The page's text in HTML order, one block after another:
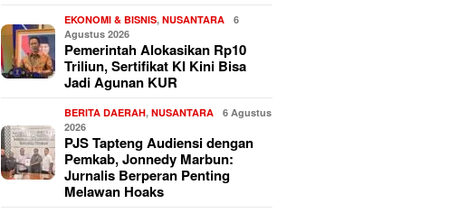
EKONOMI & BISNIS,NUSANTARA
6
Agustus 2026
Pemerintah Alokasikan Rp10
Triliun, Sertifikat KI Kini Bisa
Jadi Agunan KUR
BERITA DAERAH,NUSANTARA
6 Agustus
2026
PJS Tapteng Audiensi dengan
Pemkab, Jonnedy Marbun:
Jurnalis Berperan Penting
Melawan Hoaks